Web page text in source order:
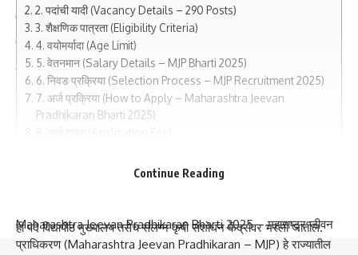
Agriculture Field Assistant
Technical Assistant
Computer Operator
इतर सहाय्यक पदे
शिपाई (Peon)
ही पदे विद्यापीठ मुख्यालय तसेच संलग्न कृषी संशोधन केंद्रांवर भरली जातील.
2. पदांची यादी (Vacancy Details – 290 Posts)
3. शैक्षणिक पात्रता (Eligibility Criteria)
4. वयोमर्यादा (Age Limit)
5. वेतनमान (Salary Details – MJP Bharti 2025)
6. निवड प्रक्रिया (Selection Process – MJP Recruitment 2025)
7. अर्ज प्रक्रिया (How to Apply – Maharashtra Jeevan
Pradhikaran Bharti 2025)
10. MJP मध्ये नोकरी का करावी?
Maharashtra Jeevan Pradhikaran Bharti 2025 – महाराष्ट्र जीवन
प्राधिकरण (Maharashtra Jeevan Pradhikaran – MJP) हे राज्यातील
Continue Reading